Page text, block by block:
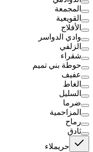
المجمعة
القويعية
الأفلاج
وادي الدواسر
الزلفي
شقراء
حوطة بني تميم
عفيف
الغاط
السليل
ضرما
المزاحمية
رماح
ثادق
حريملاء